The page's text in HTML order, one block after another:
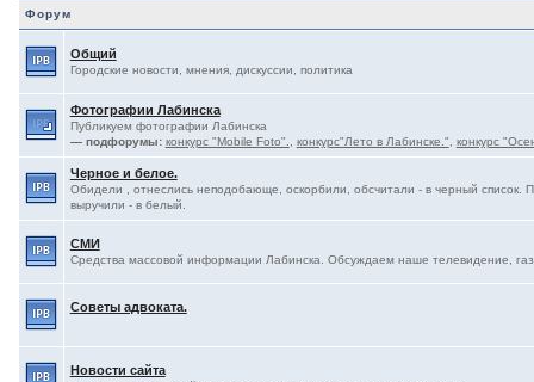
Форум
Общий
Городские новости, мнения, дискуссии, политика
Фотографии Лабинска
Публикуем фотографии Лабинска
— подфорумы: конкурс "Mobile Foto". конкурс"Лето в Лабинске." конкурс
Черное и белое.
Обидели , отнеслись неподобающе, оскорбили, обсчитали - в черный список.
выручили - в белый.
СМИ
Средства массовой информации Лабинска. Обсуждаем наше телевидение,
Советы адвоката.
Новости сайта